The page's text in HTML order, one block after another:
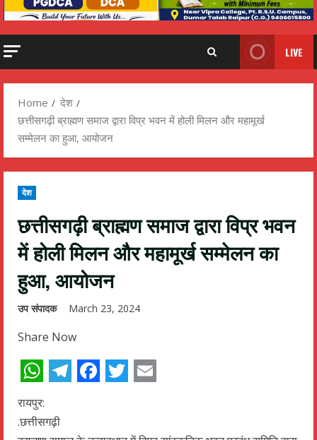
LIVE
Home
देश
छत्तीसगढ़ी ब्राह्मण समाज द्वारा विप्र भवन में होली मिलन और महामूर्ख
सम्मेलन का हुआ, आयोजन
देश
छत्तीसगढ़ी ब्राह्मण समाज द्वारा विप्र भवन
में होली मिलन और महामूर्ख सम्मेलन का
हुआ, आयोजन
उप संपादक March 23, 2024
Share Now
WhatsApp
रायपुर:
.छत्तीसगढ़ी